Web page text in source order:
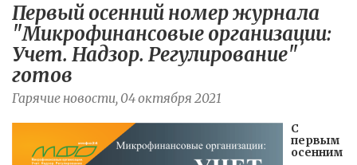
Первый осенний номер журнала
"Микрофинансовые организации:
Учет. Надзор. Регулирование"
готов
Гарячие новости, 04 октября 2021
С
первым
осенним